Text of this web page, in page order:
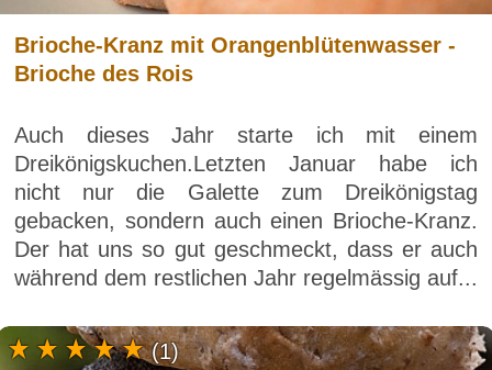
Brioche-Kranz mit Orangenblütenwasser -
Brioche des Rois
Auch dieses Jahr starte ich mit einem
Dreikönigskuchen.Letzten Januar habe ich
nicht nur die Galette zum Dreikönigstag
gebacken, sondern auch einen Brioche-Kranz.
Der hat uns so gut geschmeckt, dass er auch
während dem restlichen Jahr regelmässig auf...
(1)